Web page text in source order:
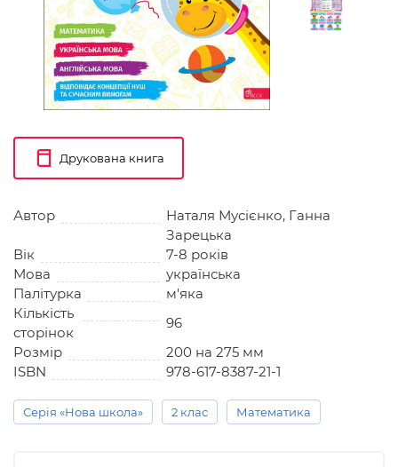
Друкована книга
Автор
Наталя Мусієнко, Ганна
Зарецька
Вік
7-8 років
Мова
українська
Палітурка
м'яка
Кількість
сторінок
96
Розмір
200 на 275 мм
ISBN
978-617-8387-21-1
Серія «Нова школа» 2 клас Математика